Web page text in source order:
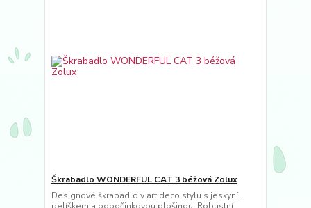
Škrabadlo WONDERFUL CAT 3 béžová Zolux
Designové škrabadlo v art deco stylu s jeskyní,